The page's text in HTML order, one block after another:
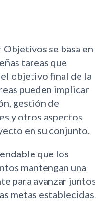
se basa en
tareas que
objetivo final de la
pueden implicar
gestión de
y otros aspectos
en su conjunto.
que los
mantengan una
para avanzar juntos
metas establecidas.